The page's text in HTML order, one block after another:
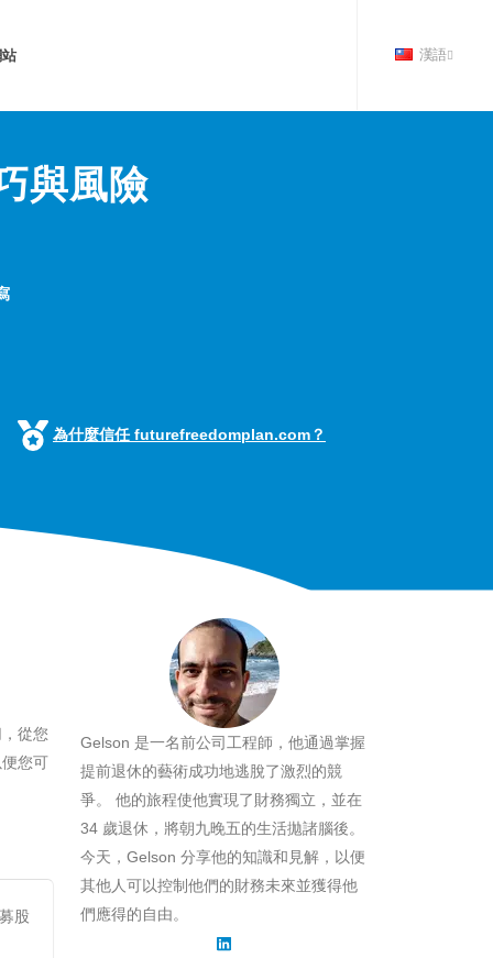
漢語
與風險
為什麼信任 futurefreedomplan.com？
從您
您可
股
Gelson 是一名前公司工程師，他通過掌握
提前退休的藝術成功地逃脫了激烈的競
爭。 他的旅程使他實現了財務獨立，並在
34 歲退休，將朝九晚五的生活拋諸腦後。
今天，Gelson 分享他的知識和見解，以便
其他人可以控制他們的財務未來並獲得他
們應得的自由。